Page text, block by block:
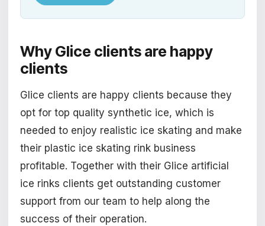
Why Glice clients are happy
clients
Glice clients are happy clients because they
opt for top quality synthetic ice, which is
needed to enjoy realistic ice skating and make
their plastic ice skating rink business
profitable. Together with their Glice artificial
ice rinks clients get outstanding customer
support from our team to help along the
success of their operation.